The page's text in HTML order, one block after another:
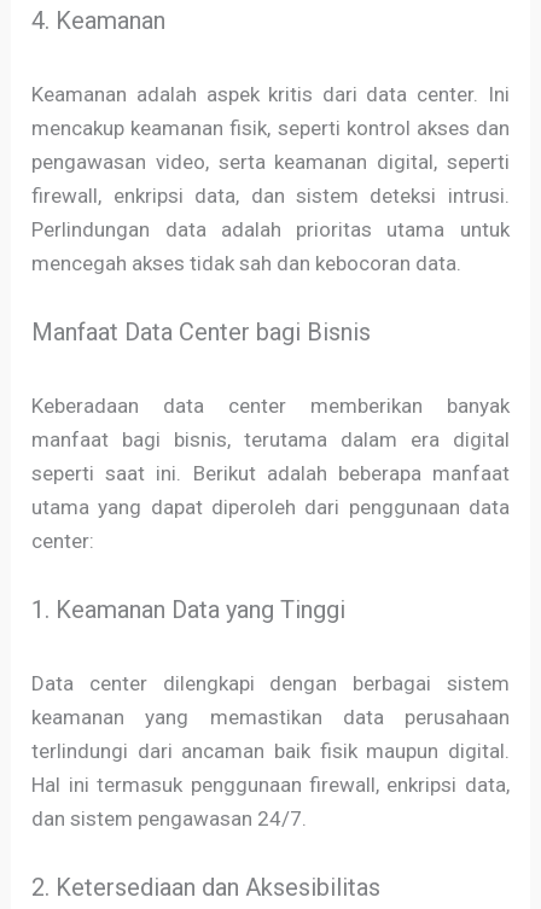
4. Keamanan
Keamanan adalah aspek kritis dari data center. Ini
mencakup keamanan fisik, seperti kontrol akses dan
pengawasan video, serta keamanan digital, seperti
firewall, enkripsi data, dan sistem deteksi intrusi.
Perlindungan data adalah prioritas utama untuk
mencegah akses tidak sah dan kebocoran data.
Manfaat Data Center bagi Bisnis
Keberadaan data center memberikan banyak
manfaat bagi bisnis, terutama dalam era digital
seperti saat ini. Berikut adalah beberapa manfaat
utama yang dapat diperoleh dari penggunaan data
center:
1. Keamanan Data yang Tinggi
Data center dilengkapi dengan berbagai sistem
keamanan yang memastikan data perusahaan
terlindungi dari ancaman baik fisik maupun digital.
Hal ini termasuk penggunaan firewall, enkripsi data,
dan sistem pengawasan 24/7.
2. Ketersediaan dan Aksesibilitas